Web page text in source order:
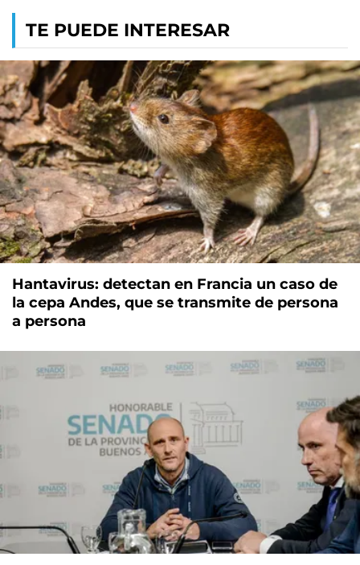
TE PUEDE INTERESAR
Hantavirus: detectan en Francia un caso de
la cepa Andes, que se transmite de persona
a persona